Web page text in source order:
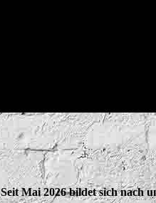
Seit Mai 2026 bildet sich nach